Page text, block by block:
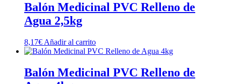
Balón Medicinal PVC Relleno de
Agua 2,5kg
8,17€ Añadir al carrito
Balón Medicinal PVC Relleno de